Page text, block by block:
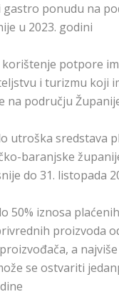
ponudu na
u 2023. godini
korištenje potpore
i turizmu koji
na području
utroška sredstava
baranjske
do 31. listopada
50% iznosa
proizvoda
a
se ostvariti